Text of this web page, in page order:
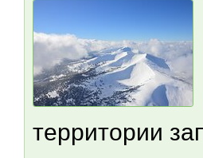
территории